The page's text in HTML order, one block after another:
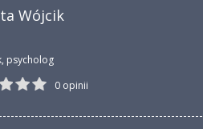
Wójcik
psycholog
0 opinii